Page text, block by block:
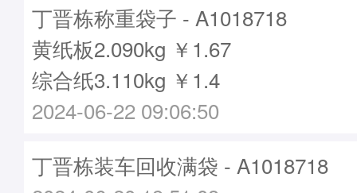
丁晋栋称重袋子 - A1018718
黄纸板2.090kg ￥1.67
综合纸3.110kg ￥1.4
2024-06-22 09:06:50
丁晋栋装车回收满袋 - A1018718